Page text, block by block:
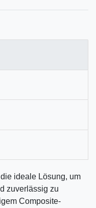
ideale Lösung, um
zuverlässig zu
Composite-